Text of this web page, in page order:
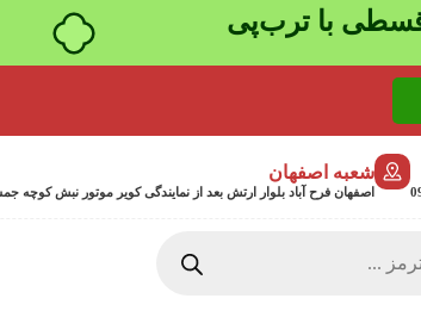
شعبه اصفهان
اصفهان فرح آباد بلوار ارتش بعد از نمایندگی کویر موتور نبش کوچه جمشیدی 24 پلاک 358 -